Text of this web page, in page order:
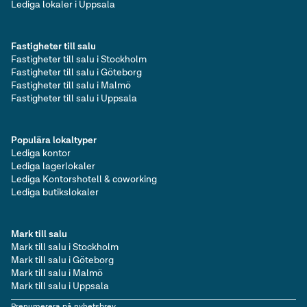
Lediga kontor i Götaland
Lediga lagerlokaler i Götaland
Lediga kontorshotell i Götaland
Lediga övriga lokaler i Götaland
Lediga marker / tomter i Götaland
Lediga restauranger i Götaland
Lediga studios / ateljéer i Götaland
Lediga utbildningslokaler i Götaland
Lediga livsmedelslokaler i Götaland
Lediga kontor / lager i Götaland
Lediga logistiklokaler i Götaland
Lediga lokaler i Götaland
Lediga kontor i Sverige
Lediga butikslokaler i Sverige
Lediga produktionslokaler i Sverige
Lediga lokaler i Uppsala
Populära lokaltyper
Lediga kontor
Lediga lagerlokaler
Lediga Kontorshotell & coworking
Lediga butikslokaler
Fastigheter till salu
Fastigheter till salu i Stockholm
Fastigheter till salu i Göteborg
Fastigheter till salu i Malmö
Fastigheter till salu i Uppsala
Mark till salu
Mark till salu i Stockholm
Mark till salu i Göteborg
Mark till salu i Malmö
Mark till salu i Uppsala